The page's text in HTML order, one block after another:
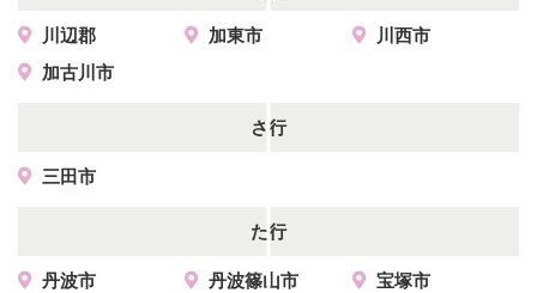
川辺郡 加東市
川西市
加古川市
さ行
三田市
た行
丹波市 丹波篠山市 宝塚市